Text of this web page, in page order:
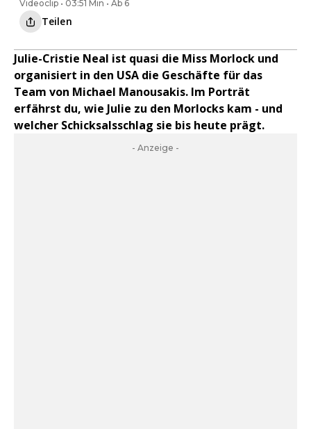
Videoclip • 03:51 Min • Ab 6
Teilen
Julie-Cristie Neal ist quasi die Miss Morlock und
organisiert in den USA die Geschäfte für das
Team von Michael Manousakis. Im Porträt
erfährst du, wie Julie zu den Morlocks kam - und
welcher Schicksalsschlag sie bis heute prägt.
- Anzeige -